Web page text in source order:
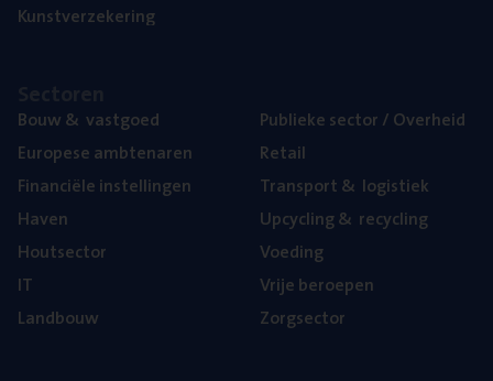
Kunst­ver­ze­ke­ring
Bouw& vastgoed
Euro­pe­se ambtenaren
Finan­ci­ë­le instellingen
Haven
Hout­sec­tor
IT
Land­bouw
Publie­ke sec­tor / Overheid
Retail
Trans­port& logistiek
Upcy­cling& recycling
Voe­ding
Vrije beroe­pen
Zorg­sec­tor